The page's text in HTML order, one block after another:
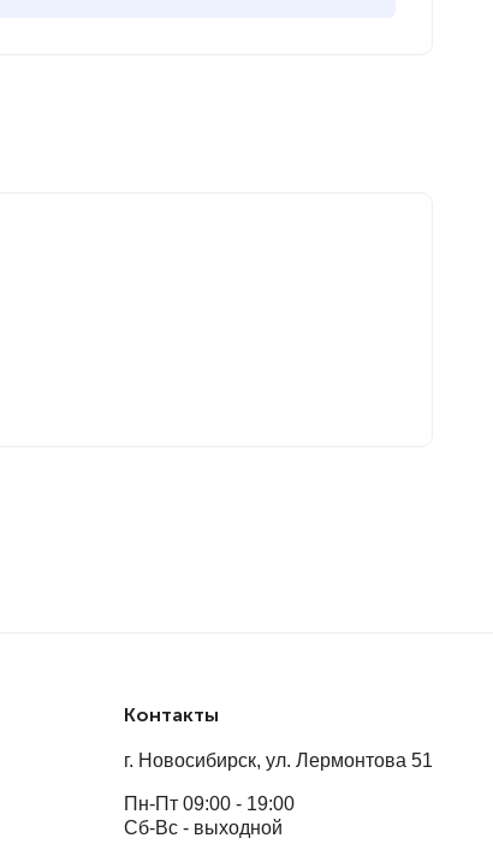
Контакты
г. Новосибирск, ул. Лермонтова 51
Пн-Пт 09:00 - 19:00
Сб-Вс - выходной